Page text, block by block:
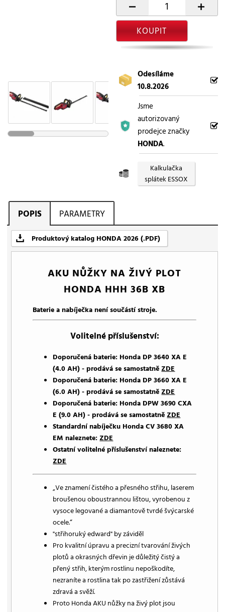
- +
KOUPIT
Odesíláme
10.8.2026
Jsme
autorizovaný
prodejce značky
HONDA.
Kalkulačka
splátek ESSOX
POPIS PARAMETRY
Produktový katalog HONDA 2026 (.PDF)
AKU NŮŽKY NA ŽIVÝ PLOT
HONDA HHH 36B XB
Baterie a nabíječka není součástí stroje.
Volitelné příslušenství:
Doporučená baterie: Honda DP 3640 XA E
(4.0 AH) - prodává se samostatněZDE
Doporučená baterie: Honda DP 3660 XA E
(6.0 AH) - prodává se samostatněZDE
Doporučená baterie: Honda DPW 3690 CXA
E (9.0 AH) - prodává se samostatněZDE
Standardní nabíječku Honda CV 3680 XA
EM naleznete:ZDE
Ostatní volitelné příslušenství naleznete:
ZDE
„Ve znamení čistého a přesného střihu, laserem
broušenou oboustrannou lištou, vyrobenou z
vysoce legované a diamantově tvrdé švýcarské
ocele.“
"střihoruký edward" by záviděl
Pro kvalitní úpravu a precizní tvarování živých
plotů a okrasných dřevin je důležitý čistý a
přený střih, kterým rostlinu nepoškodíte,
nezraníte a rostlina tak po zastřižení zůstává
zdravá a svěží.
Proto Honda AKU nůžky na živý plot jsou